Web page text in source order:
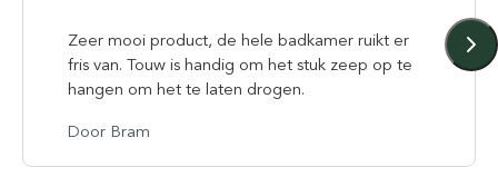
Zeer mooi product, de hele badkamer ruikt er
fris van. Touw is handig om het stuk zeep op te
hangen om het te laten drogen.
Door Bram